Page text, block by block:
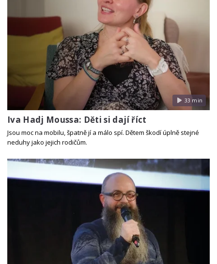
33 min
Iva Hadj Moussa: Děti si dají říct
Jsou moc na mobilu, špatně jí a málo spí. Dětem škodí úplně stejné
neduhy jako jejich rodičům.